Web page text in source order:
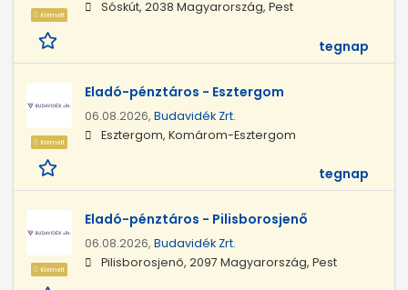
Kiemelt
Sóskút, 2038 Magyarország, Pest
tegnap
Kiemelt
Eladó-pénztáros - Esztergom
06.08.2026, Budavidék Zrt.
Esztergom, Komárom-Esztergom
tegnap
Kiemelt
Eladó-pénztáros - Pilisborosjenő
06.08.2026, Budavidék Zrt.
Pilisborosjenő, 2097 Magyarország, Pest